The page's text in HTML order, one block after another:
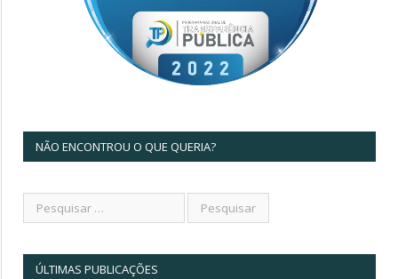
NÃO ENCONTROU O QUE QUERIA?
ÚLTIMAS PUBLICAÇÕES